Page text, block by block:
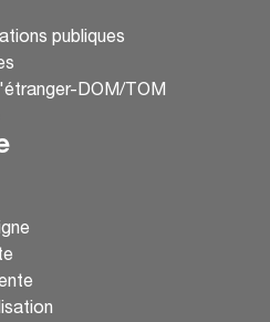
publiques
DOM/TOM